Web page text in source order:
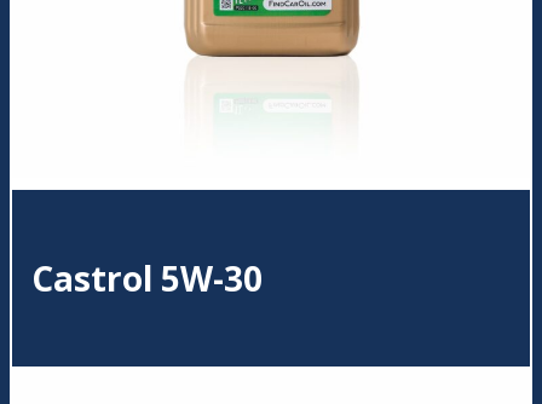
Castrol 5W-30